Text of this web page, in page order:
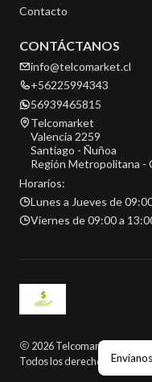
Contacto
CONTÁCTANOS
info@telcomarket.cl
+56225994343
56939465815
Telcomarket
Valencia 2259
Santiago - Ñuñoa
Región Metropolitana -
Horarios:
Lunes a Jueves de
Viernes de 09:00 a
2026 Telcomarket.
Todos los derechos